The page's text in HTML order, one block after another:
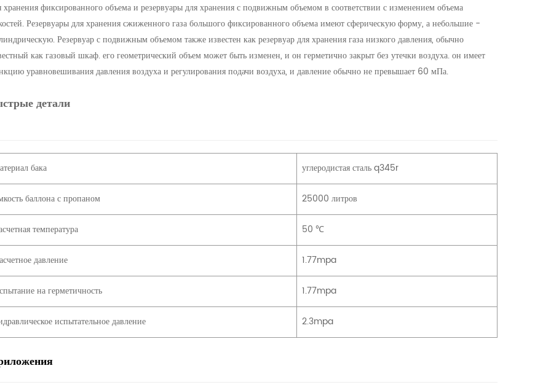
хранения фиксированного объема и резервуары для хранения с подвижным объемом в соответствии с изменением объема
Резервуары для хранения сжиженного газа большого фиксированного объема имеют сферическую форму, а небольшие -
Резервуар с подвижным объемом также известен как резервуар для хранения газа низкого давления, обычно
как газовый шкаф. его геометрический объем может быть изменен, и он герметично закрыт без утечки воздуха. он имеет
уравновешивания давления воздуха и регулирования подачи воздуха, и давление обычно не превышает 60 мПа.
детали
бака углеродистая сталь q345r
баллона с пропаном 25000 литров
температура 50 ℃
давление 1.77mpa
на герметичность 1.77mpa
испытательное давление 2.3mpa